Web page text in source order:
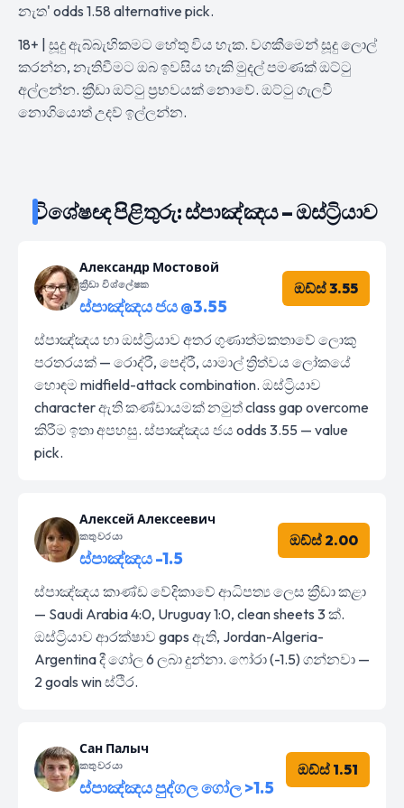
නැත' odds 1.58 alternative pick.
18+ | සූදු ඇබ්බැහිකමට හේතු විය හැක. වගකීමෙන් සූදු ලොල්
කරන්න, නැතිවීමට ඔබ ඉවසිය හැකි මුදල් පමණක් ඔට්ටු
අල්ලන්න. ක්‍රීඩා ඔට්ටු ප්‍රභවයක් නොවේ. ඔට්ටු ගැලවී
නොගියොත් උදව් ඉල්ලන්න.
විශේෂඥ පිළිතුරු: ස්පාඤ්ඤය – ඔස්ට්‍රියාව
Александр Мостовой
ක්‍රීඩා විශ්ලේෂක
ස්පාඤ්ඤය ජය @3.55
ඔඩ්ස් 3.55
ස්පාඤ්ඤය හා ඔස්ට්‍රියාව අතර ගුණාත්මකතාවේ ලොකු
පරතරයක් — රොද්රී, පෙද්රී, යාමාල් ත්‍රිත්වය ලෝකයේ
හොඳම midfield-attack combination. ඔස්ට්‍රියාව
character ඇති කණ්ඩායමක් නමුත් class gap overcome
කිරීම ඉතා අපහසු. ස්පාඤ්ඤය ජය odds 3.55 — value
pick.
Алексей Алексеевич
කතුවරයා
ස්පාඤ්ඤය -1.5
ඔඩ්ස් 2.00
ස්පාඤ්ඤය කාණ්ඩ වේදිකාවේ ආධිපත්‍ය ලෙස ක්‍රීඩා කළා
— Saudi Arabia 4:0, Uruguay 1:0, clean sheets 3 ක්.
ඔස්ට්‍රියාව ආරක්ෂාව gaps ඇති, Jordan-Algeria-
Argentina දී ගෝල 6 ලබා දුන්නා. ෆෝරා (-1.5) ගන්නවා —
2 goals win ස්ථිර.
Сан Палыч
කතුවරයා
ස්පාඤ්ඤය පුද්ගල ගෝල >1.5
ඔඩ්ස් 1.51